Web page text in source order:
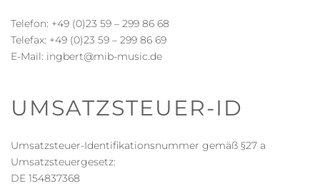
Telefon: +49 (0)23 59 – 299 86 68
Telefax: +49 (0)23 59 – 299 86 69
E-Mail: ingbert@mib-music.de
UMSATZSTEUER-ID
Umsatzsteuer-Identifikationsnummer gemäß §27 a
Umsatzsteuergesetz:
DE 154837368